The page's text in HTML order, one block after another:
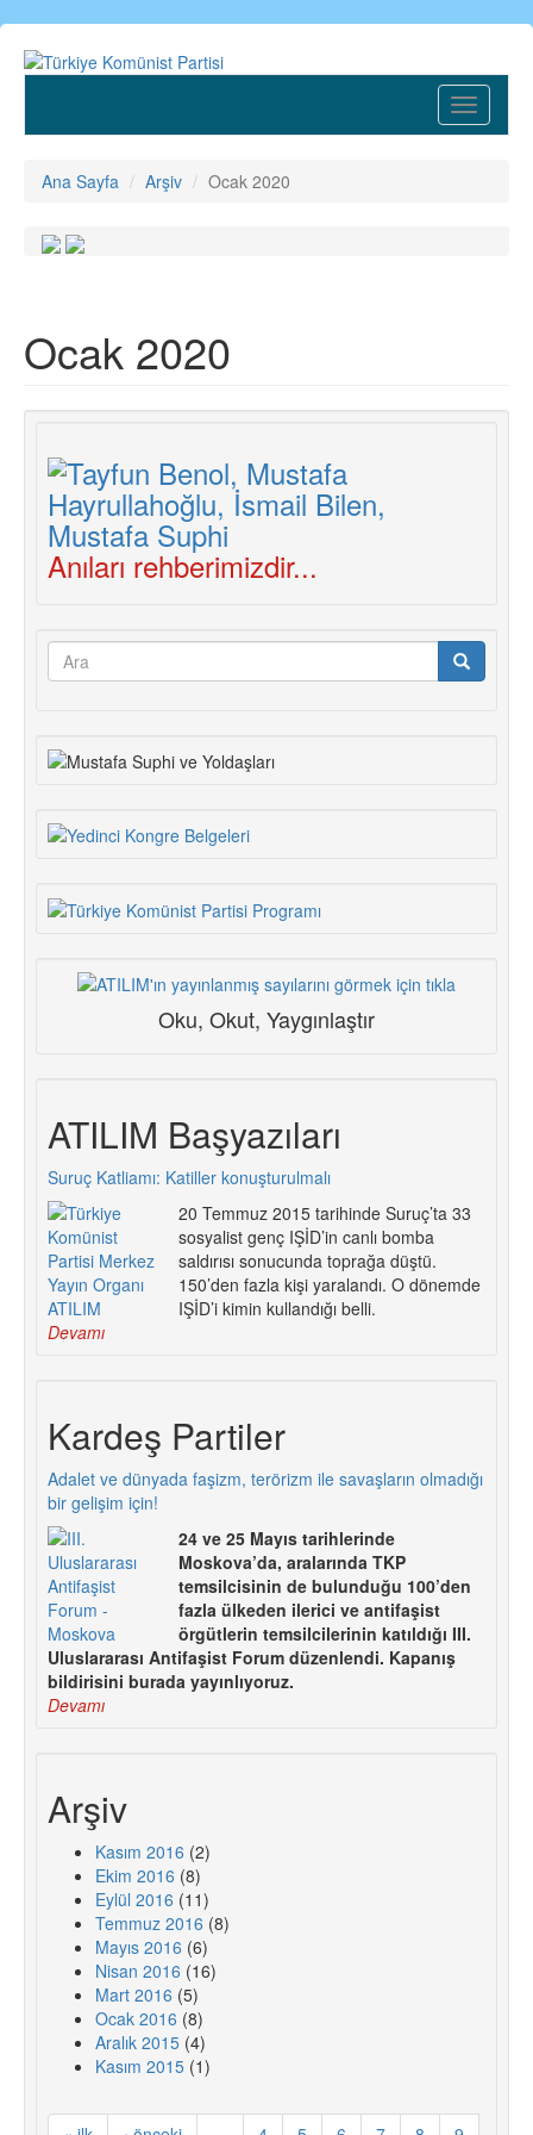
Ana
içeriğe
Toggle
Ana Sayfa Arşiv Ocak 2020
Ocak 2020
Anıları rehberimizdir...
Arama
Oku, Okut, Yaygınlaştır
ATILIM Başyazıları
Suruç Katliamı: Katiller konuşturulmalı
20 Temmuz 2015 tarihinde Suruç’ta 33
sosyalist genç IŞİD’in canlı bomba
saldırısı sonucunda toprağa düştü.
150’den fazla kişi yaralandı. O dönemde
IŞİD’i kimin kullandığı belli.
Devamı
Kardeş Partiler
Adalet ve dünyada faşizm, terörizm ile savaşların olmadığı
bir gelişim için!
24 ve 25 Mayıs tarihlerinde
Moskova’da, aralarında TKP
temsilcisinin de bulunduğu 100’den
fazla ülkeden ilerici ve antifaşist
örgütlerin temsilcilerinin katıldığı III.
Uluslararası Antifaşist Forum düzenlendi. Kapanış
bildirisini burada yayınlıyoruz.
Devamı
Arşiv
Kasım 2016 (2)
Ekim 2016 (8)
Eylül 2016 (11)
Temmuz 2016 (8)
Mayıs 2016 (6)
Nisan 2016 (16)
Mart 2016 (5)
Ocak 2016 (8)
Aralık 2015 (4)
Kasım 2015 (1)